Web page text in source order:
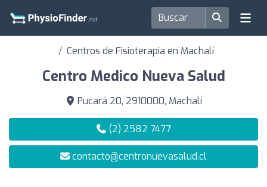
Centros de Fisioterapia en Machalí
Centro Medico Nueva Salud
Pucará 20, 2910000, Machalí
(2) 2582 7477
contacto@centronuevasalud.cl